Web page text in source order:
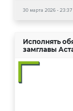
30 марта 2026 - 23:37
Исполнять
замглавы